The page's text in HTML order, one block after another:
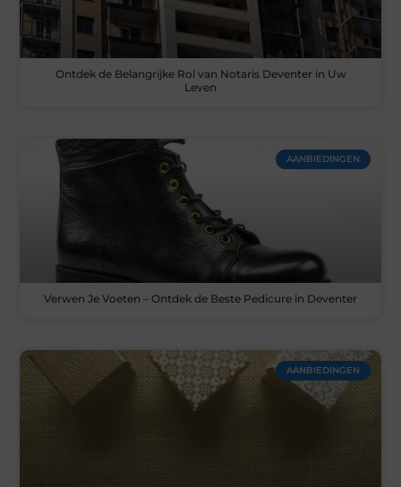
Ontdek de Belangrijke Rol van Notaris Deventer in Uw
Leven
AANBIEDINGEN
Verwen Je Voeten – Ontdek de Beste Pedicure in Deventer
AANBIEDINGEN